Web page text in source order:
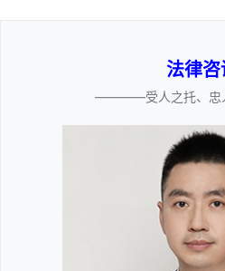
法律咨
————受人之托、